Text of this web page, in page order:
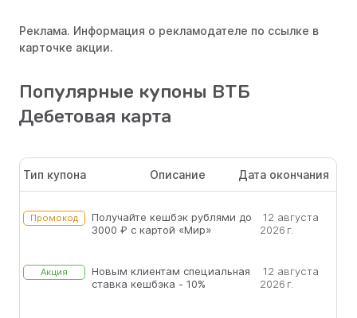
Реклама. Информация о рекламодателе по ссылке в
карточке акции.
Популярные купоны ВТБ
Дебетовая карта
Тип купона Описание Дата окончания
Промокод
Получайте кешбэк рублями до
3000 ₽ с картой «Мир»
12 августа
2026 г.
Акция
Новым клиентам специальная
ставка кешбэка - 10%
12 августа
2026 г.